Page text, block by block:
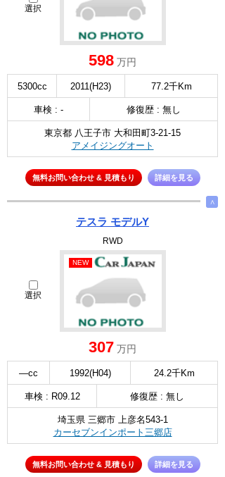
選択
598 万円
5300cc 2011(H23) 77.2千Km
車検 : - 修復歴 : 無し
東京都 八王子市 大和田町3-21-15
アメイジングオート
無料お問い合わせ & 見積もり 詳細を見る
∧
テスラ モデルY
RWD
選択
NEW
307 万円
—cc 1992(H04) 24.2千Km
車検 : R09.12 修復歴 : 無し
埼玉県 三郷市 上彦名543-1
カーセブンインポート三郷店
無料お問い合わせ & 見積もり 詳細を見る